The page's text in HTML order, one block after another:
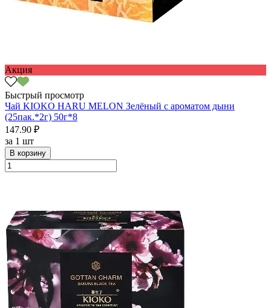
Акция
Быстрый просмотр
Чай KIOKO HARU MELON Зелёный с ароматом дыни
(25пак.*2г) 50г*8
147.90 ₽
за 1 шт
В корзину